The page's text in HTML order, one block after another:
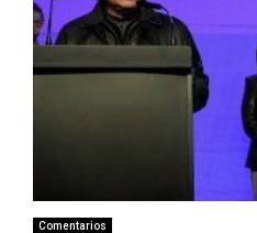
Comentarios